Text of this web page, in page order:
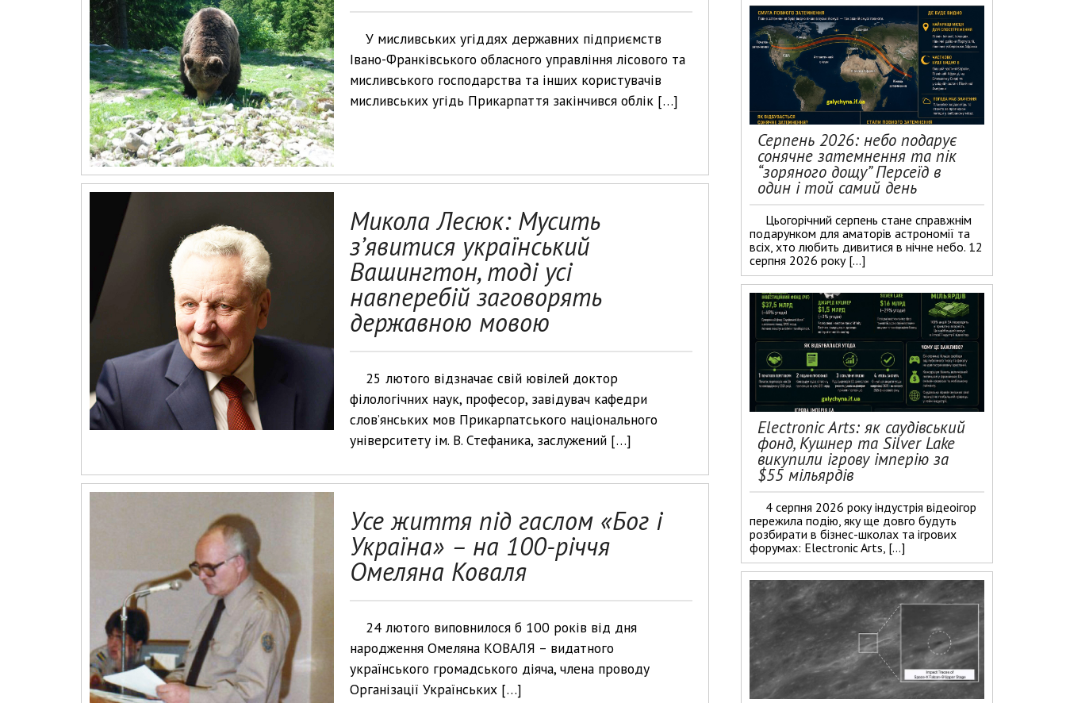
У мисливських угіддях державних підприємств
Івано-Франківського обласного управління лісового та
мисливського господарства та інших користувачів
мисливських угідь Прикарпаття закінчився облік […]
Микола Лесюк: Мусить
з’явитися український
Вашингтон, тоді усі
навперебій заговорять
державною мовою
25 лютого відзначає свій ювілей доктор
філологічних наук, професор, завідувач кафедри
слов’янських мов Прикарпатського національного
університету ім. В. Стефаника, заслужений […]
Усе життя під гаслом «Бог і
Україна» – на 100-річчя
Омеляна Коваля
24 лютого виповнилося б 100 років від дня
народження Омеляна КОВАЛЯ – видатного
українського громадського діяча, члена проводу
Організації Українських […]
Серпень 2026: небо подарує
сонячне затемнення та пік
“зоряного дощу” Персеїд в
один і той самий день
Цьогорічний серпень стане справжнім
подарунком для аматорів астрономії та
всіх, хто любить дивитися в нічне небо. 12
серпня 2026 року […]
Electronic Arts: як саудівський
фонд, Кушнер та Silver Lake
викупили ігрову імперію за
$55 мільярдів
4 серпня 2026 року індустрія відеоігор
пережила подію, яку ще довго будуть
розбирати в бізнес-школах та ігрових
форумах: Electronic Arts, […]